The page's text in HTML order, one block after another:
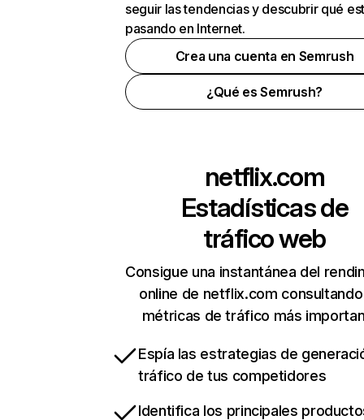
seguir las tendencias y descubrir qué
pasando en Internet.
Crea una cuenta en Semrush
¿Qué es Semrush?
netflix.com
Estadísticas de
tráfico web
Consigue una instantánea del
online de netflix.com
métricas de tráfico más
Espía las estrategias de
tráfico de tus competidores
Identifica los principales